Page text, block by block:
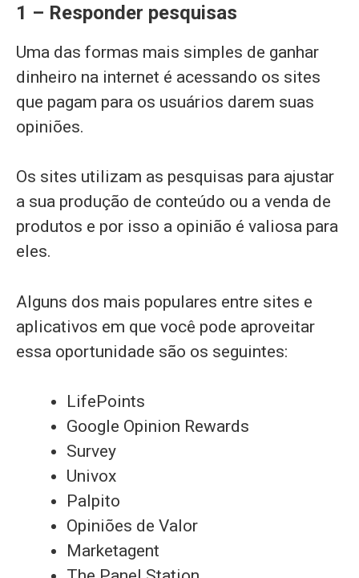
1 – Responder pesquisas
Uma das formas mais simples de ganhar
dinheiro na internet é acessando os sites
que pagam para os usuários darem suas
opiniões.
Os sites utilizam as pesquisas para ajustar
a sua produção de conteúdo ou a venda de
produtos e por isso a opinião é valiosa para
eles.
Alguns dos mais populares entre sites e
aplicativos em que você pode aproveitar
essa oportunidade são os seguintes:
LifePoints
Google Opinion Rewards
Survey
Univox
Palpito
Opiniões de Valor
Marketagent